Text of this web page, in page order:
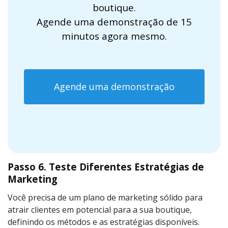
boutique.
Agende uma demonstração de 15
minutos agora mesmo.
Agende uma demonstração
Passo 6. Teste Diferentes Estratégias de
Marketing
Você precisa de um plano de marketing sólido para
atrair clientes em potencial para a sua boutique,
definindo os métodos e as estratégias disponíveis.